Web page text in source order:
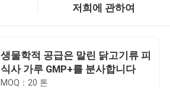
저희에 관하여
생물학적 공급은 말린 닭고기류 피
식사 가루 GMP+를 분사합니다
MOQ：20 톤